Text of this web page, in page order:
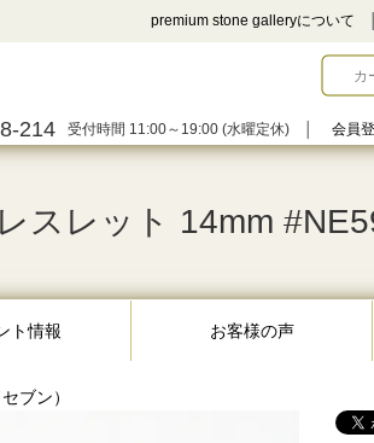
premium stone galleryについて
カ
214 受付時間 11:00～19:00 (水曜定休) 会員
スレット 14mm
ト情報 お客様の声
ブン）